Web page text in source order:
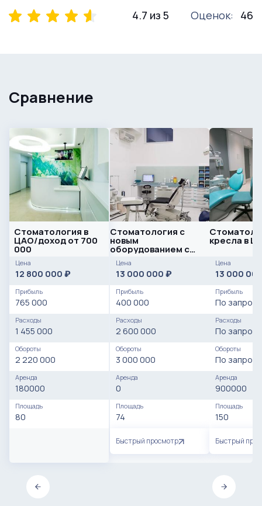
4.7 из 5 Оценок: 46
Сравнение
Стоматология в
ЦАО/доход от 700
000
Цена
12 800 000 ₽
Прибыль
765 000
Расходы
1 455 000
Обороты
2 220 000
Аренда
180000
Площадь
80
Стоматология с
новым
оборудованием с
четырьмя
лицензиями
Цена
13 000 000 ₽
Прибыль
400 000
Расходы
2 600 000
Обороты
3 000 000
Аренда
0
Площадь
74
Быстрый просмотр
кресла в
Цена
13 000
Прибыль
По запросу
Расходы
По запросу
Обороты
По запросу
Аренда
900000
Площадь
150
Быстрый